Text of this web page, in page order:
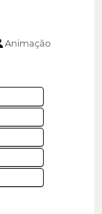
Animação